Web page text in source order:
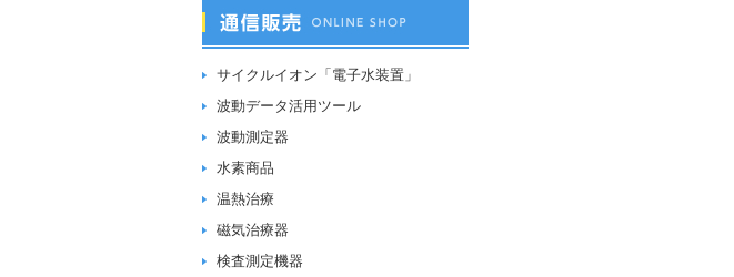
サイクルイオン「電子水装置」
波動データ活用ツール
波動測定器
水素商品
温熱治療
磁気治療器
検査測定機器